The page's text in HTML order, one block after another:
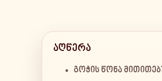
აღწერა
გოჭის წონა